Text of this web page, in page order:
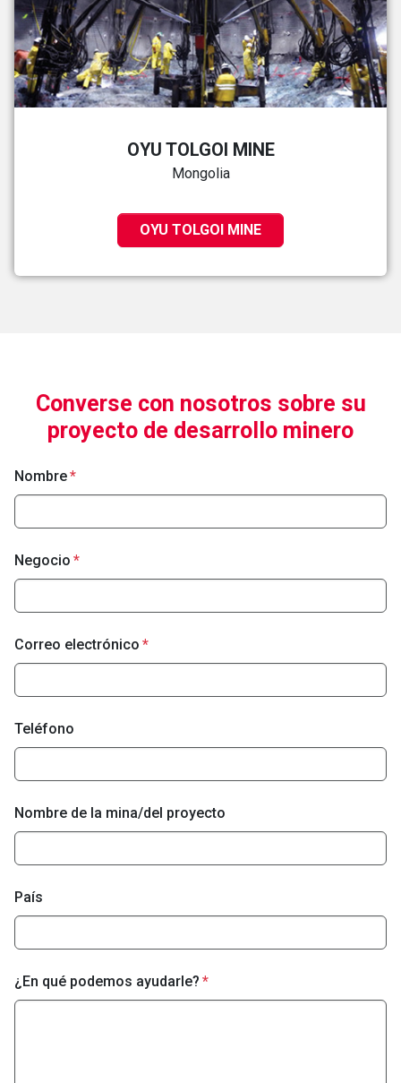
OYU TOLGOI MINE
Mongolia
OYU TOLGOI MINE
Converse con nosotros sobre su
proyecto de desarrollo minero
Nombre
Negocio
Correo electrónico
Teléfono
Nombre de la mina/del proyecto
País
¿En qué podemos ayudarle?